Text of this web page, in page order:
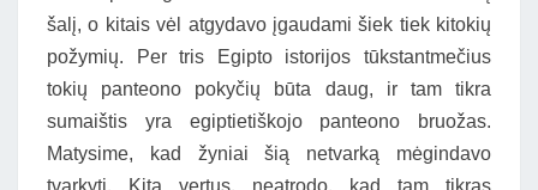
šalį, o kitais vėl atgydavo įgaudami šiek tiek kitokių
požymių. Per tris Egipto istorijos tūkstantmečius
tokių panteono pokyčių būta daug, ir tam tikra
sumaištis yra egiptietiškojo panteono bruožas.
Matysime, kad žyniai šią netvarką mėgindavo
tvarkyti. Kita vertus, neatrodo, kad tam tikras